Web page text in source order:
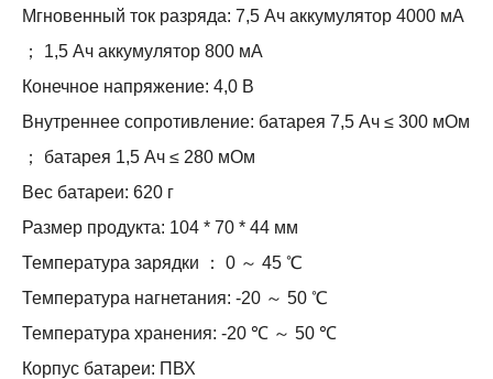
Мгновенный ток разряда: 7,5 Ач аккумулятор 4000 мА
； 1,5 Ач аккумулятор 800 мА
Конечное напряжение: 4,0 В
Внутреннее сопротивление: батарея 7,5 Ач ≤ 300 мОм
； батарея 1,5 Ач ≤ 280 мОм
Вес батареи: 620 г
Размер продукта: 104 * 70 * 44 мм
Температура зарядки ： 0 ～ 45 ℃
Температура нагнетания: -20 ～ 50 ℃
Температура хранения: -20 ℃ ～ 50 ℃
Корпус батареи: ПВХ